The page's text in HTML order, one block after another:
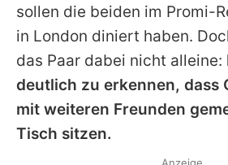
sollen die beiden im Promi-
in London diniert haben.
das Paar dabei nicht alleine:
deutlich zu erkennen, dass
mit weiteren Freunden
Tisch sitzen.